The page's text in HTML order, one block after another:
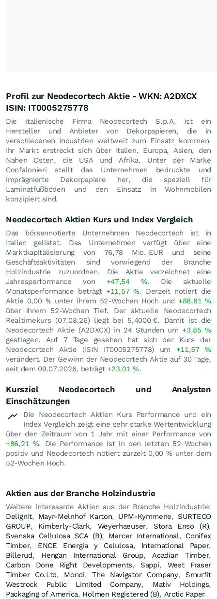
Profil zur Neodecortech Aktie - WKN: A2DXCX
ISIN: IT0005275778
Die italienische Firma Neodecortech S.p.A. ist ein
Hersteller und Anbieter von Dekorpapieren, die in
verschiedenen Industrien weltweit zum Einsatz kommen.
Ihr Markt erstreckt sich über Italien, Europa, Asien, den
Nahen Osten, die USA und Afrika. Unter der Marke
Confalonieri stellt das Unternehmen bedruckte und
imprägnierte Dekorpapiere her, die speziell für
Laminatfußböden und den Einsatz in Wohnmobilen
konzipiert sind.
Neodecortech Aktien Kurs und Index Vergleich
Das börsennotierte Unternehmen Neodecortech ist in
Italien gelistet. Das Unternehmen verfügt über eine
Marktkapitalisierung von 76,78 Mio. EUR und seine
Geschäftsaktivitäten sind vorwiegend der Branche
Holzindustrie zuzuordnen. Die Aktie verzeichnet eine
Jahresperformance von +47,54%. Die aktuelle
Monatsperformance beträgt +11,57%. Derzeit notiert die
Aktie 0,00 %unter ihrem 52-Wochen Hoch und +88,81%
über ihrem 52-Wochen Tief. Der aktuelle Neodecortech
Realtimekurs (07.08.26) liegt bei 5,4000 €. Damit ist die
Neodecortech Aktie (A2DXCX) in 24 Stunden um +3,85%
gestiegen. Auf 7 Tage gesehen hat sich der Kurs der
Neodecortech Aktie (ISIN IT0005275778) um +11,57%
verändert. Der Gewinn der Neodecortech Aktie auf 30 Tage,
seit dem 09.07.2026, beträgt +23,01%.
Kursziel Neodecortech und Analysten
Einschätzungen
Die Neodecortech Aktien Kurs Performance und ein
Index Vergleich zeigt eine sehr starke Wertentwicklung
über den Zeitraum von 1 Jahr mit einer Performance von
+86,21 %. Die Performance ist in den letzten 52 Wochen
positiv und Neodecortech notiert zurzeit 0,00%unter dem
52-Wochen Hoch.
Aktien aus der Branche Holzindustrie
Weitere interesante Aktien aus der Branche Holzindustrie:
Delignit, Mayr-Melnhof Karton, UPM-Kymmene, SURTECO
GROUP, Kimberly-Clark, Weyerhaeuser, Stora Enso (R),
Svenska Cellulosa SCA (B), Mercer International, Conifex
Timber, ENCE Energia y Celulosa, International Paper,
Billerud, Hengan International Group,Acadian Timber,
Carbon Done Right Developments, Sappi, West Fraser
Timber Co.Ltd, Mondi,The Navigator Company, Smurfit
Westrock Public Limited Company, Mativ Holdings,
Packaging of America, Holmen Registered (B), Arctic Paper